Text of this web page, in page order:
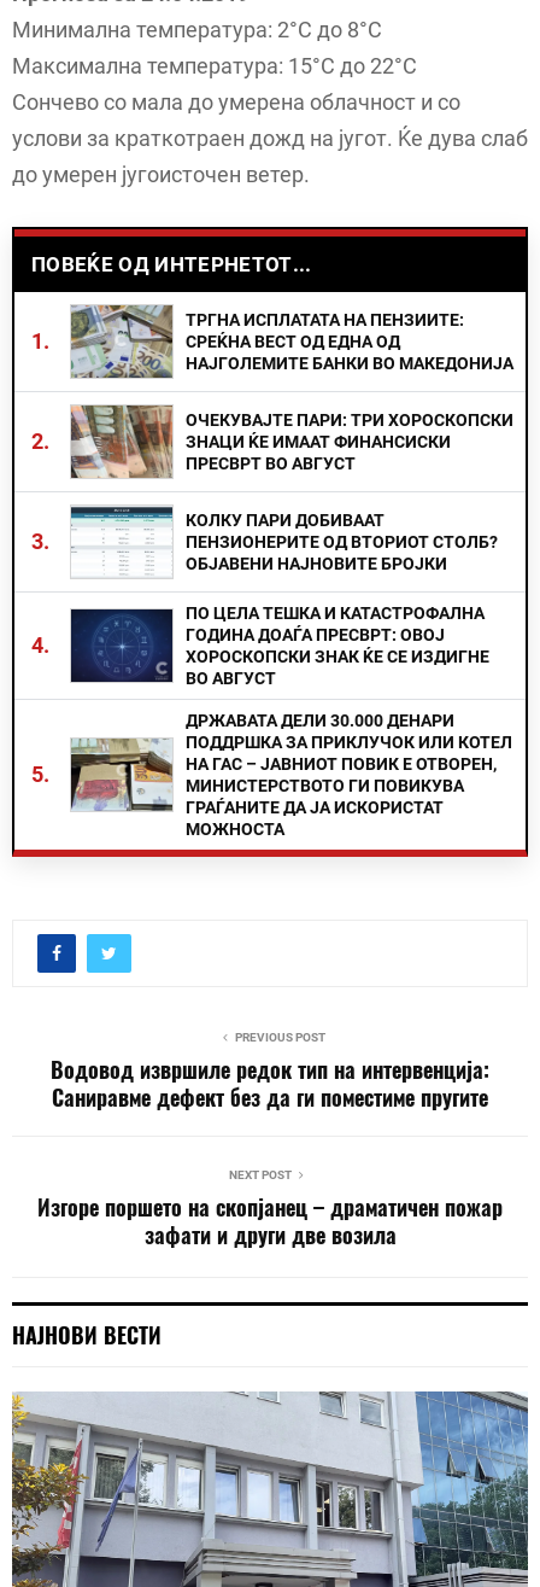
Минимална температура: 2°C до 8°C
Максимална температура: 15°C до 22°C
Сончево со мала до умерена облачност и со
услови за краткотраен дожд на југот. Ќе дува слаб
до умерен југоисточен ветер.
ПОВЕЌЕ ОД ИНТЕРНЕТОТ...
1.
ТРГНА ИСПЛАТАТА НА ПЕНЗИИТЕ:
СРЕЌНА ВЕСТ ОД ЕДНА ОД
НАЈГОЛЕМИТЕ БАНКИ ВО МАКЕДОНИЈА
2.
ОЧЕКУВАЈТЕ ПАРИ: ТРИ ХОРОСКОПСКИ
ЗНАЦИ ЌЕ ИМААТ ФИНАНСИСКИ
ПРЕСВРТ ВО АВГУСТ
3.
КОЛКУ ПАРИ ДОБИВААТ
ПЕНЗИОНЕРИТЕ ОД ВТОРИОТ СТОЛБ?
ОБЈАВЕНИ НАЈНОВИТЕ БРОЈКИ
4.
ПО ЦЕЛА ТЕШКА И КАТАСТРОФАЛНА
ГОДИНА ДОАЃА ПРЕСВРТ: ОВОЈ
ХОРОСКОПСКИ ЗНАК ЌЕ СЕ ИЗДИГНЕ
ВО АВГУСТ
5.
ДРЖАВАТА ДЕЛИ 30.000 ДЕНАРИ
ПОДДРШКА ЗА ПРИКЛУЧОК ИЛИ КОТЕЛ
НА ГАС – ЈАВНИОТ ПОВИК Е ОТВОРЕН,
МИНИСТЕРСТВОТО ГИ ПОВИКУВА
ГРАЃАНИТЕ ДА ЈА ИСКОРИСТАТ
МОЖНОСТА
PREVIOUS POST
Водовод извршиле редок тип на интервенција:
Саниравме дефект без да ги поместиме пругите
NEXT POST
Изгоре поршето на скопјанец – драматичен пожар
зафати и други две возила
НАЈНОВИ ВЕСТИ